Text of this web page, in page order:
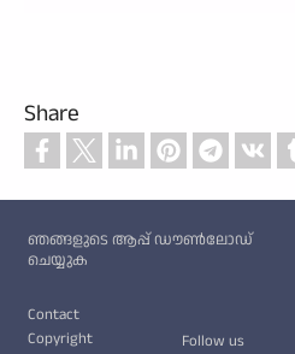
Share
ഞങ്ങളുടെ ആപ്പ് ഡൗൺലോഡ്
ചെയ്യുക
Footer
Contact
Copyright
Follow us